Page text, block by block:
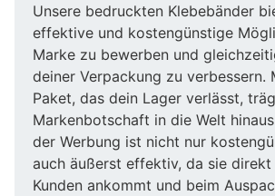
Unsere bedruckten Klebebänder
effektive und kostengünstige
Marke zu bewerben und
deiner Verpackung zu verbessern.
Paket, das dein Lager verlässt,
Markenbotschaft in die Welt
der Werbung ist nicht nur
auch äußerst effektiv, da sie direkt
Kunden ankommt und beim